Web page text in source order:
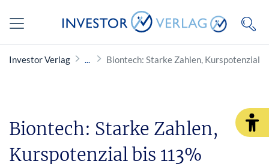
Investor Verlag Biontech: Starke Zahlen, Kurspotenzial
Biontech: Starke Zahlen,
Kurspotenzial bis 113%